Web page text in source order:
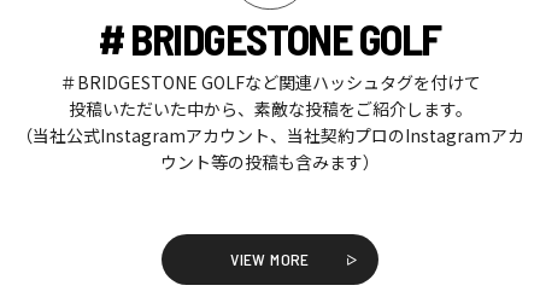
# BRIDGESTONE GOLF
＃BRIDGESTONE GOLFなど関連ハッシュタグを付けて
投稿いただいた中から、素敵な投稿をご紹介します。
（当社公式Instagramアカウント、当社契約プロのInstagramアカ
ウント等の投稿も含みます）
VIEW MORE